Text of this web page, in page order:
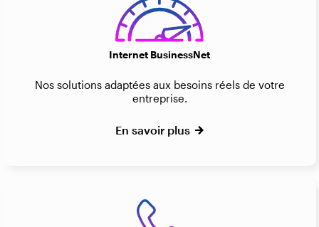
Internet BusinessNet
Nos solutions adaptées aux besoins réels de votre
entreprise.
En savoir plus